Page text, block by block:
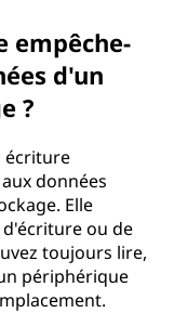
empêche-
d'un
?
écriture
données
Elle
ou de
toujours lire,
périphérique